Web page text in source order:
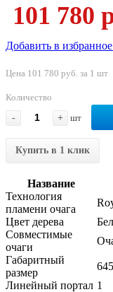
101 780
Добавить в
Цена 101 780 руб. за 1 шт
Количество
-
+ шт
Купить в 1 клик
Название
Технология
пламени очага
Цвет дерева
Совместимые
очаги
Габаритный
размер
Линейный портал 1